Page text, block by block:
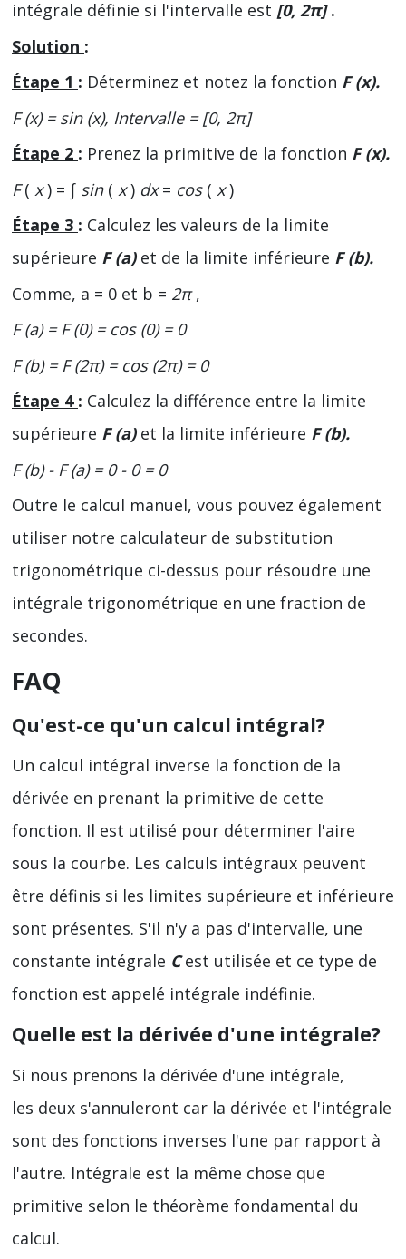
intégrale définie si l'intervalle est [0, 2π].
Solution :
Étape 1 : Déterminez et notez la fonction F (x).
F (x) = sin (x), Intervalle = [0, 2π]
Étape 2 : Prenez la primitive de la fonction F (x).
F( x) = ∫ sin ( x) dx= cos ( x)
Étape 3 : Calculez les valeurs de la limite
supérieure F (a) et de la limite inférieure F (b).
Comme, a = 0 et b = 2π,
F (a) = F (0) = cos (0) = 0
F (b) = F (2π) = cos (2π) = 0
Étape 4 : Calculez la différence entre la limite
supérieure F (a) et la limite inférieure F (b).
F (b) - F (a) = 0 - 0 = 0
Outre le calcul manuel, vous pouvez également
utiliser notre calculateur de substitution
trigonométrique ci-dessus pour résoudre une
intégrale trigonométrique en une fraction de
secondes.
FAQ
Qu'est-ce qu'un calcul intégral?
Un calcul intégral inverse la fonction de la
dérivée en prenant la primitive de cette
fonction. Il est utilisé pour déterminer l'aire
sous la courbe. Les calculs intégraux peuvent
être définis si les limites supérieure et inférieure
sont présentes. S'il n'y a pas d'intervalle, une
constante intégrale Cest utilisée et ce type de
fonction est appelé intégrale indéfinie.
Quelle est la dérivée d'une intégrale?
Si nous prenons la dérivée d'une intégrale,
les deux s'annuleront car la dérivée et l'intégrale
sont des fonctions inverses l'une par rapport à
l'autre. Intégrale est la même chose que
primitive selon le théorème fondamental du
calcul.